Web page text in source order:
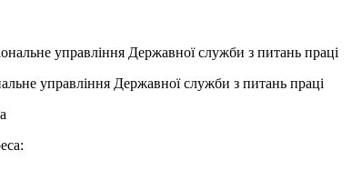
управління Державної служби з питань праці